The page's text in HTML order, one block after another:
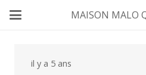
MAISON MALO
il y a 5 ans